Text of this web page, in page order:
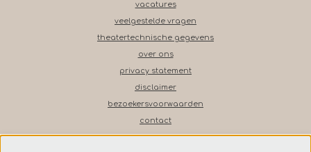
vacatures
veelgestelde vragen
theatertechnische gegevens
over ons
privacy statement
disclaimer
bezoekersvoorwaarden
contact